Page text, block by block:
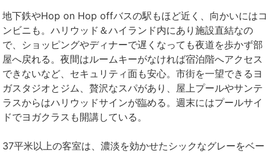
地下鉄やHop on Hop offバスの駅もほど近く、向かいにはコ
ンビニも。ハリウッド＆ハイランド内にあり施設直結なの
で、ショッピングやディナーで遅くなっても夜道を歩かず部
屋へ戻れる。夜間はルームキーがなければ宿泊階へアクセス
できないなど、セキュリティ面も安心。市街を一望できるヨ
ガスタジオとジム、贅沢なスパがあり、屋上プールやサンテ
ラスからはハリウッドサインが臨める。週末にはプールサイ
ドでヨガクラスも開講している。
37平米以上の客室は、濃淡を効かせたシックなグレーをベー